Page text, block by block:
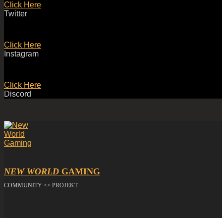
Click Here
Twitter
Click Here
Instagram
Click Here
Discord
NEW WORLD GAMING
COMMUNITY <> PROJEKT